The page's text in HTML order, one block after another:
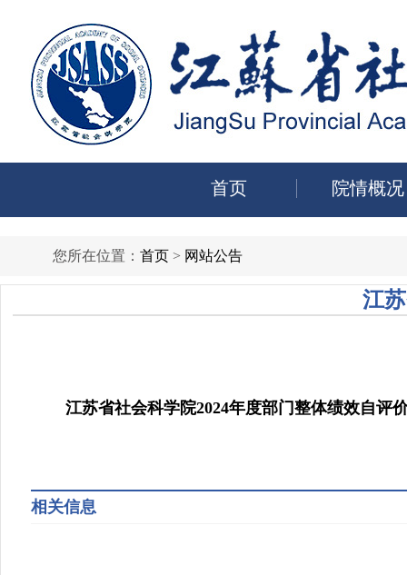
首页 院情概况
您所在位置： 首页 > 网站公告
江
江苏省社会科学院2024年度部门整体绩效自评
相关信息